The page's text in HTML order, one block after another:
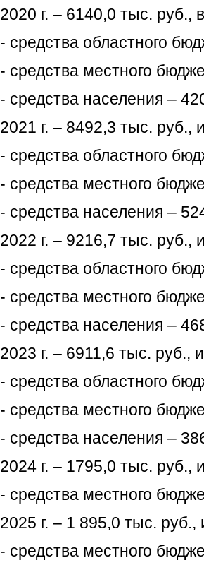
2020 г. – 6140,0 тыс. руб.,
- средства областного
- средства местного
- средства населения –
2021 г. – 8492,3 тыс. руб.,
- средства областного
- средства местного
- средства населения –
2022 г. – 9216,7 тыс. руб.,
- средства областного
- средства местного
- средства населения –
2023 г. – 6911,6 тыс. руб.,
- средства областного
- средства местного
- средства населения –
2024 г. – 1795,0 тыс. руб.,
- средства местного
2025 г. – 1 895,0 тыс. руб.,
- средства местного